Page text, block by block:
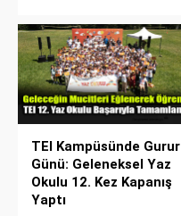
TEI Kampüsünde Gurur
Günü: Geleneksel Yaz
Okulu 12. Kez Kapanış
Yaptı